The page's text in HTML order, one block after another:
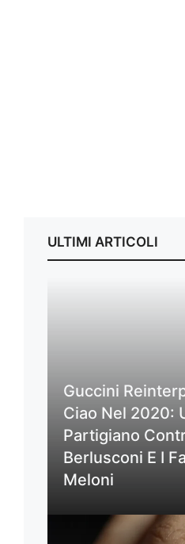
ULTIMI ARTICOLI
Guccini
Ciao Nel 2020:
Partigiano
Berlusconi E I
Meloni